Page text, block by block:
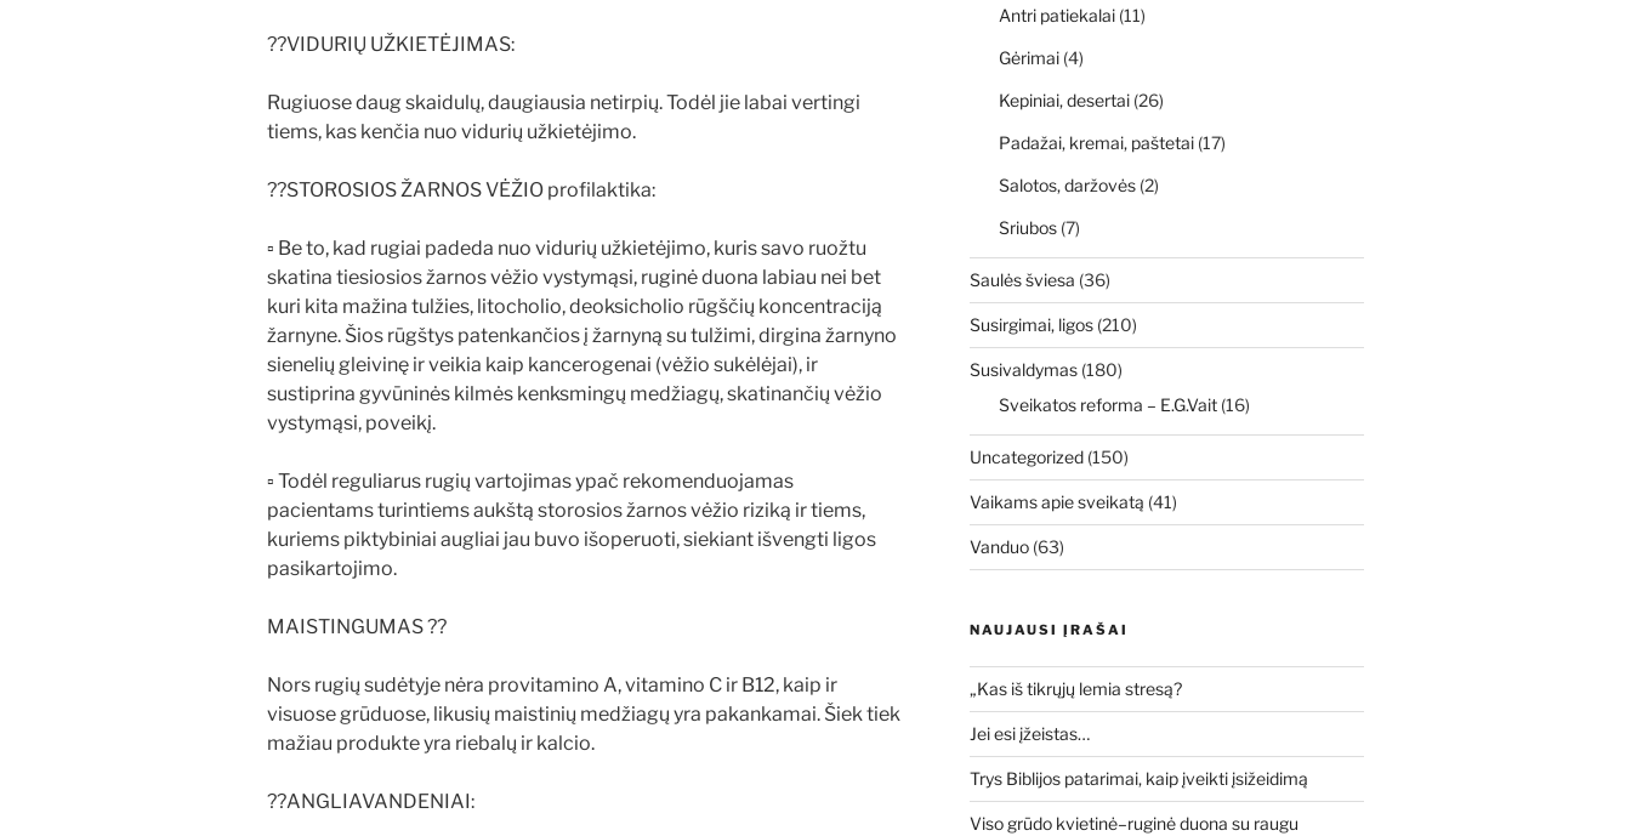
??VIDURIŲ UŽKIETĖJIMAS:
Rugiuose daug skaidulų, daugiausia netirpių. Todėl jie labai vertingi
tiems, kas kenčia nuo vidurių užkietėjimo.
??STOROSIOS ŽARNOS VĖŽIO profilaktika:
▫ Be to, kad rugiai padeda nuo vidurių užkietėjimo, kuris savo ruožtu
skatina tiesiosios žarnos vėžio vystymąsi, ruginė duona labiau nei bet
kuri kita mažina tulžies, litocholio, deoksicholio rūgščių koncentraciją
žarnyne. Šios rūgštys patenkančios į žarnyną su tulžimi, dirgina žarnyno
sienelių gleivinę ir veikia kaip kancerogenai (vėžio sukėlėjai), ir
sustiprina gyvūninės kilmės kenksmingų medžiagų, skatinančių vėžio
vystymąsi, poveikį.
▫ Todėl reguliarus rugių vartojimas ypač rekomenduojamas
pacientams turintiems aukštą storosios žarnos vėžio riziką ir tiems,
kuriems piktybiniai augliai jau buvo išoperuoti, siekiant išvengti ligos
pasikartojimo.
MAISTINGUMAS ??
Nors rugių sudėtyje nėra provitamino A, vitamino C ir B12, kaip ir
visuose grūduose, likusių maistinių medžiagų yra pakankamai. Šiek tiek
mažiau produkte yra riebalų ir kalcio.
??ANGLIAVANDENIAI:
Antri patiekalai(11)
Gėrimai(4)
Kepiniai, desertai(26)
Padažai, kremai, paštetai(17)
Salotos, daržovės(2)
Sriubos(7)
Saulės šviesa (36)
Susirgimai, ligos(210)
Susivaldymas(180)
Sveikatos reforma – E.G.Vait(16)
Uncategorized(150)
Vaikams apie sveikatą (41)
Vanduo(63)
NAUJAUSI ĮRAŠAI
„Kas iš tikrųjų lemia stresą?
Jei esi įžeistas…
Trys Biblijos patarimai, kaip įveikti įsižeidimą
Viso grūdo kvietinė–ruginė duona su raugu